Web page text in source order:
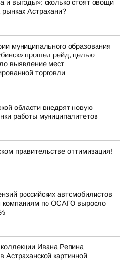
и выгоды»: сколько стоят овощи
Астрахани?
муниципального образования
прошел рейд, целью
выявление мест
торговли
области внедрят новую
работы муниципалитетов
правительстве оптимизация!
российских автомобилистов
компаниям по ОСАГО выросло
Ивана Репина
Астраханской картинной